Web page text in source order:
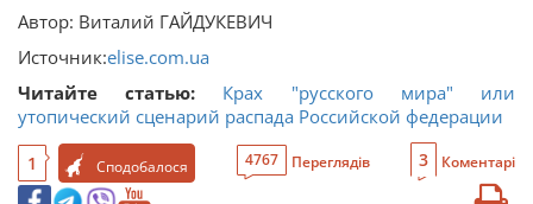
Автор: Виталий ГАЙДУКЕВИЧ
Источник:elise.com.ua
Читайте статью:
Крах "русского мира" или
утопический сценарий распада Российской федерации
1 Сподобалося 4767 Переглядів 3 Коментарі